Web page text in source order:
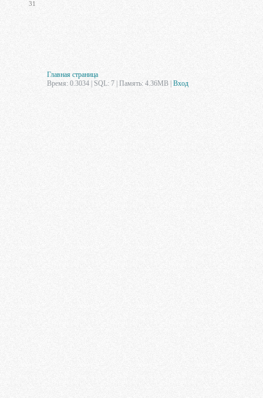
31
Главная страница
Время: 0.3034 | SQL: 7 | Память: 4.36MB Вход